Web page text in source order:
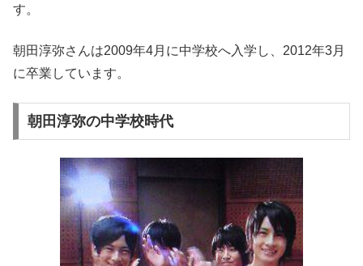
す。
朝田淳弥さんは2009年4月に中学校へ入学し、2012年3月
に卒業しています。
朝田淳弥の中学校時代